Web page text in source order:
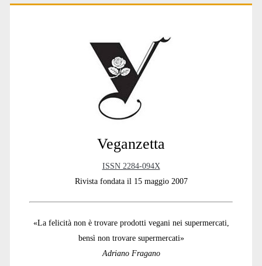
Primary
Veganzetta
ISSN 2284-094X
Rivista fondata il 15 maggio 2007
«La felicità non è trovare prodotti vegani nei supermercati,
bensì non trovare supermercati»
Adriano Fragano